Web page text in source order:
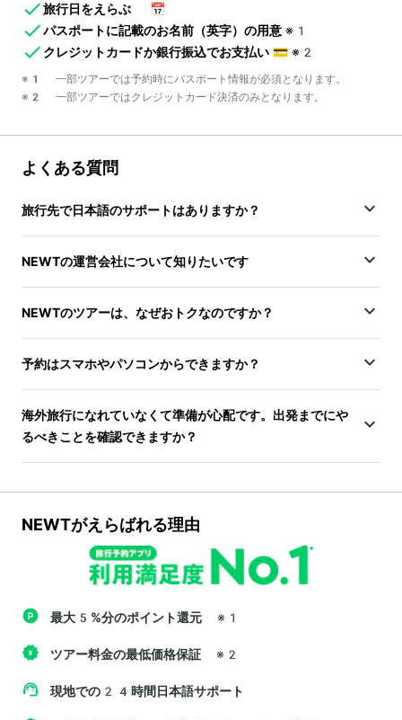
旅行日をえらぶ
📅
パスポートに記載のお名前（英字）の用意 ※1
クレジットカードか銀行振込でお支払い 💳 ※2
※1 一部ツアーでは予約時にパスポート情報が必須となります。
※2 一部ツアーではクレジットカード決済のみとなります。
よくある質問
旅行先で日本語のサポートはありますか？
NEWTの運営会社について知りたいです
NEWTのツアーは、なぜおトクなのですか？
予約はスマホやパソコンからできますか？
海外旅行になれていなくて準備が心配です。出発までにや
るべきことを確認できますか？
NEWTがえらばれる理由
最大5%分のポイント還元 ※1
ツアー料金の最低価格保証 ※2
現地での24時間日本語サポート